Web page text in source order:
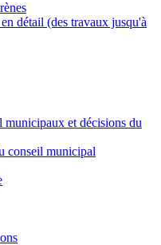
détail (des travaux jusqu'à
et décisions du
conseil municipal